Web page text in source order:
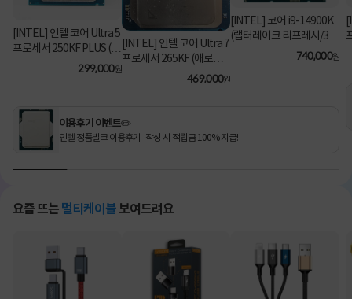
[INTEL] 인텔 코어 Ultra 5
프로세서 250KF PLUS (애
로우 레이크/5.3GHz/30M
299,000원
[INTEL] 인텔 코어 Ultra 7
프로세서 265KF (애로우
레이크/3.9GHz/30MB/쿨
469,000원
[INTEL] 코어 i9-14900K
(랩터레이크 리프레시/3.2
GHz/36MB/쿨러 미포함)
740,000원
이용후기 이벤트✏️
인텔 정품벌크 이용후기 작성 시 적립금 100% 지급!
요즘 뜨는 멀티케이블 보여드려요